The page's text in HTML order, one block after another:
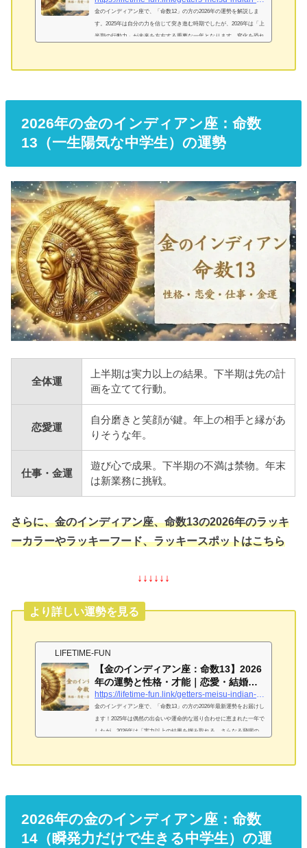
金のインディアン座で、「命数12」の方の2026年の運勢を解説しま
す。2025年は自分の力を信じて突き進む時期でしたが、2026年は「上
半期の行動力」が未来を左右する重要な一年となります。変化を恐れ
ンディアン座「命数12」が持つ独自の才能と強み刺激と変化を求める
2026年の金のインディアン座：命数
13（一生陽気な中学生）の運勢
全体運
上半期は実力以上の結果。下半期は先の計
画を立てて行動。
恋愛運
自分磨きと笑顔が鍵。年上の相手と縁があ
りそうな年。
仕事・金運
遊び心で成果。下半期の不満は禁物。年末
は新業務に挑戦。
さらに、金のインディアン座、命数13の2026年のラッキ
ーカラーやラッキーフード、ラッキースポットはこちら
↓↓↓↓↓↓
より詳しい運勢を見る
LIFETIME-FUN
【金のインディアン座：命数13】2026
年の運勢と性格・才能｜恋愛・結婚・
金運を完...
金のインディアン座で、「命数13」の方の2026年最新運勢をお届けし
ます！2025年は偶然の出会いや運命的な巡り合わせに恵まれた一年で
したが、2026年は「実力以上の結果を掴み取れる、さらなる飛躍の
生」！基本性格は？金のインディアン座「命数13」が持つ独自の才能
2026年の金のインディアン座：命数
14（瞬発力だけで生きる中学生）の運